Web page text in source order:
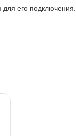
его подключения.